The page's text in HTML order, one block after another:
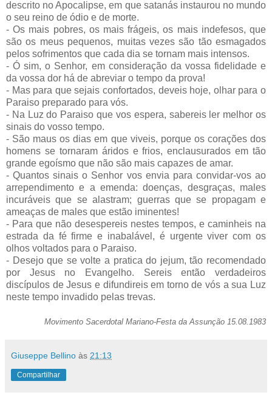
descrito no Apocalipse, em que satanás instaurou no mundo
o seu reino de ódio e de morte.
- Os mais pobres, os mais frágeis, os mais indefesos, que
são os meus pequenos, muitas vezes são tão esmagados
pelos sofrimentos que cada dia se tornam mais intensos.
- Ó sim, o Senhor, em consideração da vossa fidelidade e
da vossa dor há de abreviar o tempo da prova!
- Mas para que sejais confortados, deveis hoje, olhar para o
Paraiso preparado para vós.
- Na Luz do Paraiso que vos espera, sabereis ler melhor os
sinais do vosso tempo.
- São maus os dias em que viveis, porque os corações dos
homens se tornaram áridos e frios, enclausurados em tão
grande egoísmo que não são mais capazes de amar.
- Quantos sinais o Senhor vos envia para convidar-vos ao
arrependimento e a emenda: doenças, desgraças, males
incuráveis que se alastram; guerras que se propagam e
ameaças de males que estão iminentes!
- Para que não desespereis nestes tempos, e caminheis na
estrada da fé firme e inabalável, é urgente viver com os
olhos voltados para o Paraiso.
- Desejo que se volte a pratica do jejum, tão recomendado
por Jesus no Evangelho. Sereis então verdadeiros
discípulos de Jesus e difundireis em torno de vós a sua Luz
neste tempo invadido pelas trevas.
Movimento Sacerdotal Mariano-Festa da Assunção 15.08.1983
Giuseppe Bellino às 21:13
Compartilhar